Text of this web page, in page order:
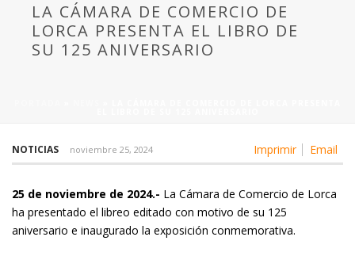
LA CÁMARA DE COMERCIO DE
LORCA PRESENTA EL LIBRO DE
SU 125 ANIVERSARIO
Imprimir Email
NOTICIAS noviembre 25, 2024
25 de noviembre de 2024.- La Cámara de Comercio de Lorca
ha presentado el libreo editado con motivo de su 125
aniversario e inaugurado la exposición conmemorativa.